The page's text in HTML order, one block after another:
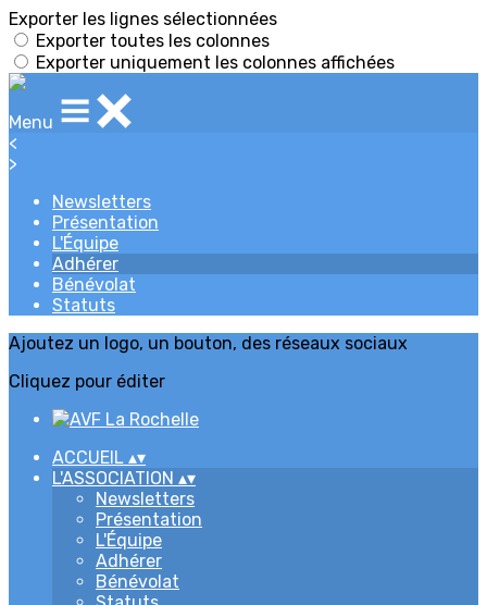
Exporter les lignes sélectionnées
Exporter toutes les colonnes
Exporter uniquement les colonnes affichées
Menu
<
>
Newsletters
Présentation
L'Équipe
Adhérer
Bénévolat
Statuts
Ajoutez un logo, un bouton, des réseaux sociaux
Cliquez pour éditer
ACCUEIL ▴▾
L'ASSOCIATION ▴▾
Newsletters
Présentation
L'Équipe
Adhérer
Bénévolat